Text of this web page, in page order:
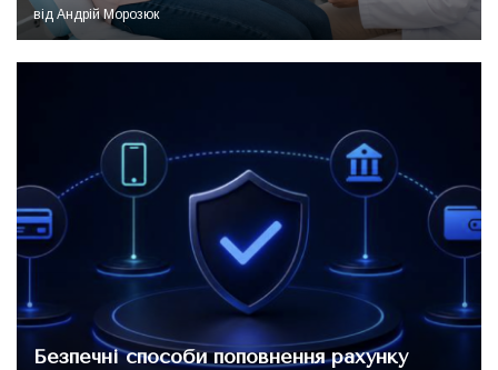
від Андрій Морозюк
Безпечні способи поповнення рахунку